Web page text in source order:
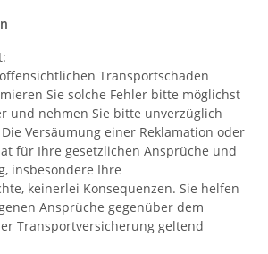
Transportschäden
Sie solche Fehler bitte möglichst
und nehmen Sie bitte unverzüglich
Versäumung einer Reklamation oder
für Ihre gesetzlichen Ansprüche und
insbesondere Ihre
keinerlei Konsequenzen. Sie helfen
Ansprüche gegenüber dem
Transportversicherung geltend